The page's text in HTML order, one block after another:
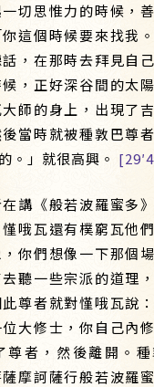
切思惟力的時候，
這個時候要來找我
，在那時去拜見自
，正好深谷間的太
師的身上，出現了
當時就被種敦巴尊
。」就很高興。
講《般若波羅蜜多
哦瓦還有樸窮瓦他
你們想像一下那個
聽一些宗派的道理
尊者就對慬哦瓦說
大修士，你自己內
尊者，然後離開。
摩訶薩行般若波羅